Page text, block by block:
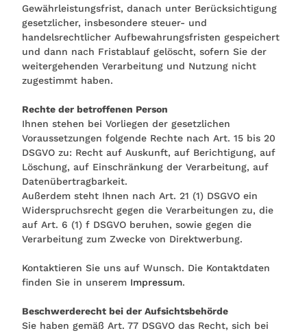
Gewährleistungsfrist, danach unter Berücksichtigung
gesetzlicher, insbesondere steuer- und
handelsrechtlicher Aufbewahrungsfristen gespeichert
und dann nach Fristablauf gelöscht, sofern Sie der
weitergehenden Verarbeitung und Nutzung nicht
zugestimmt haben.
Rechte der betroffenen Person
Ihnen stehen bei Vorliegen der gesetzlichen
Voraussetzungen folgende Rechte nach Art. 15 bis 20
DSGVO zu: Recht auf Auskunft, auf Berichtigung, auf
Löschung, auf Einschränkung der Verarbeitung, auf
Datenübertragbarkeit.
Außerdem steht Ihnen nach Art. 21 (1) DSGVO ein
Widerspruchsrecht gegen die Verarbeitungen zu, die
auf Art. 6 (1) f DSGVO beruhen, sowie gegen die
Verarbeitung zum Zwecke von Direktwerbung.
Kontaktieren Sie uns auf Wunsch. Die Kontaktdaten
finden Sie in unserem Impressum.
Beschwerderecht bei der Aufsichtsbehörde
Sie haben gemäß Art. 77 DSGVO das Recht, sich bei